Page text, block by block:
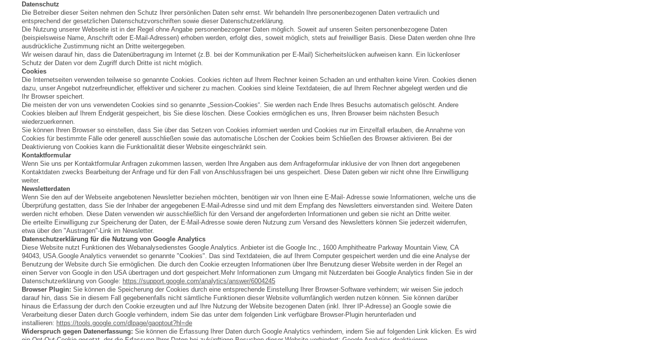
Datenschutz
Die Betreiber dieser Seiten nehmen den Schutz Ihrer persönlichen Daten sehr ernst. Wir behandeln Ihre personenbezogenen Daten vertraulich und
entsprechend der gesetzlichen Datenschutzvorschriften sowie dieser Datenschutzerklärung.
Die Nutzung unserer Webseite ist in der Regel ohne Angabe personenbezogener Daten möglich. Soweit auf unseren Seiten personenbezogene Daten
(beispielsweise Name, Anschrift oder E-Mail-Adressen) erhoben werden, erfolgt dies, soweit möglich, stets auf freiwilliger Basis. Diese Daten werden ohne Ihre
ausdrückliche Zustimmung nicht an Dritte weitergegeben.
Wir weisen darauf hin, dass die Datenübertragung im Internet (z.B. bei der Kommunikation per E-Mail) Sicherheitslücken aufweisen kann. Ein lückenloser
Schutz der Daten vor dem Zugriff durch Dritte ist nicht möglich.
Cookies
Die Internetseiten verwenden teilweise so genannte Cookies. Cookies richten auf Ihrem Rechner keinen Schaden an und enthalten keine Viren. Cookies dienen
dazu, unser Angebot nutzerfreundlicher, effektiver und sicherer zu machen. Cookies sind kleine Textdateien, die auf Ihrem Rechner abgelegt werden und die
Ihr Browser speichert.
Die meisten der von uns verwendeten Cookies sind so genannte „Session-Cookies“. Sie werden nach Ende Ihres Besuchs automatisch gelöscht. Andere
Cookies bleiben auf Ihrem Endgerät gespeichert, bis Sie diese löschen. Diese Cookies ermöglichen es uns, Ihren Browser beim nächsten Besuch
wiederzuerkennen.
Sie können Ihren Browser so einstellen, dass Sie über das Setzen von Cookies informiert werden und Cookies nur im Einzelfall erlauben, die Annahme von
Cookies für bestimmte Fälle oder generell ausschließen sowie das automatische Löschen der Cookies beim Schließen des Browser aktivieren. Bei der
Deaktivierung von Cookies kann die Funktionalität dieser Website eingeschränkt sein.
Kontaktformular
Wenn Sie uns per Kontaktformular Anfragen zukommen lassen, werden Ihre Angaben aus dem Anfrageformular inklusive der von Ihnen dort angegebenen
Kontaktdaten zwecks Bearbeitung der Anfrage und für den Fall von Anschlussfragen bei uns gespeichert. Diese Daten geben wir nicht ohne Ihre Einwilligung
weiter.
Newsletterdaten
Wenn Sie den auf der Webseite angebotenen Newsletter beziehen möchten, benötigen wir von Ihnen eine E-Mail- Adresse sowie Informationen, welche uns die
Überprüfung gestatten, dass Sie der Inhaber der angegebenen E-Mail-Adresse sind und mit dem Empfang des Newsletters einverstanden sind. Weitere Daten
werden nicht erhoben. Diese Daten verwenden wir ausschließlich für den Versand der angeforderten Informationen und geben sie nicht an Dritte weiter.
Die erteilte Einwilligung zur Speicherung der Daten, der E-Mail-Adresse sowie deren Nutzung zum Versand des Newsletters können Sie jederzeit widerrufen,
etwa über den "Austragen"-Link im Newsletter.
Datenschutzerklärung für die Nutzung von Google Analytics
Diese Website nutzt Funktionen des Webanalysedienstes Google Analytics. Anbieter ist die Google Inc., 1600 Amphitheatre Parkway Mountain View, CA
94043, USA.Google Analytics verwendet so genannte "Cookies". Das sind Textdateien, die auf Ihrem Computer gespeichert werden und die eine Analyse der
Benutzung der Website durch Sie ermöglichen. Die durch den Cookie erzeugten Informationen über Ihre Benutzung dieser Website werden in der Regel an
einen Server von Google in den USA übertragen und dort gespeichert.Mehr Informationen zum Umgang mit Nutzerdaten bei Google Analytics finden Sie in der
Datenschutzerklärung von Google: https://support.google.com/analytics/answer/6004245
Browser Plugin: Sie können die Speicherung der Cookies durch eine entsprechende Einstellung Ihrer Browser-Software verhindern; wir weisen Sie jedoch
darauf hin, dass Sie in diesem Fall gegebenenfalls nicht sämtliche Funktionen dieser Website vollumfänglich werden nutzen können. Sie können darüber
hinaus die Erfassung der durch den Cookie erzeugten und auf Ihre Nutzung der Website bezogenen Daten (inkl. Ihrer IP-Adresse) an Google sowie die
Verarbeitung dieser Daten durch Google verhindern, indem Sie das unter dem folgenden Link verfügbare Browser-Plugin herunterladen und
installieren: https://tools.google.com/dlpage/gaoptout?hl=de
Widerspruch gegen Datenerfassung: Sie können die Erfassung Ihrer Daten durch Google Analytics verhindern, indem Sie auf folgenden Link klicken. Es wird